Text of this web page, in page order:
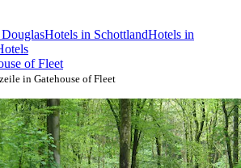
Hotels in SchottlandHotels in
of Fleet
in Gatehouse of Fleet